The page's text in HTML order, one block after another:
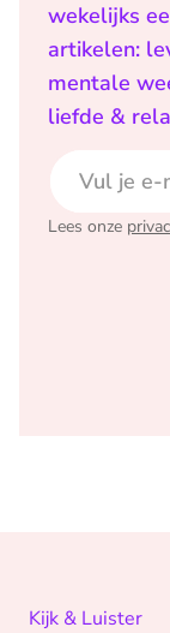
wekelijks
artikelen:
mentale
liefde &
Lees onze
Kijk & Luister